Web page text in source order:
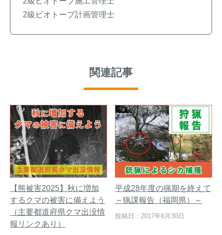
2級ビオトープ計画管理士
関連記事
【熊被害2025】秋に増加
するクマの被害に備えよう
（主要都道府県クマ出没情
報リンクあり）
平成28年度の猟期を終えて
～猟課報告（福岡県）～
投稿日：2017年6月30日